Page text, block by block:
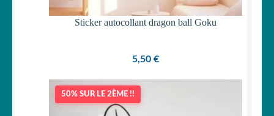
Sticker autocollant dragon ball Goku
5,50 €
50% SUR LE 2ÈME !!